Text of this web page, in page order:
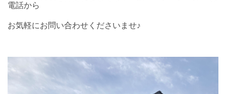
電話から
お気軽にお問い合わせくださいませ♪